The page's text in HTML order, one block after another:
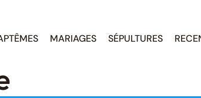
MARIAGES SÉPULTURES